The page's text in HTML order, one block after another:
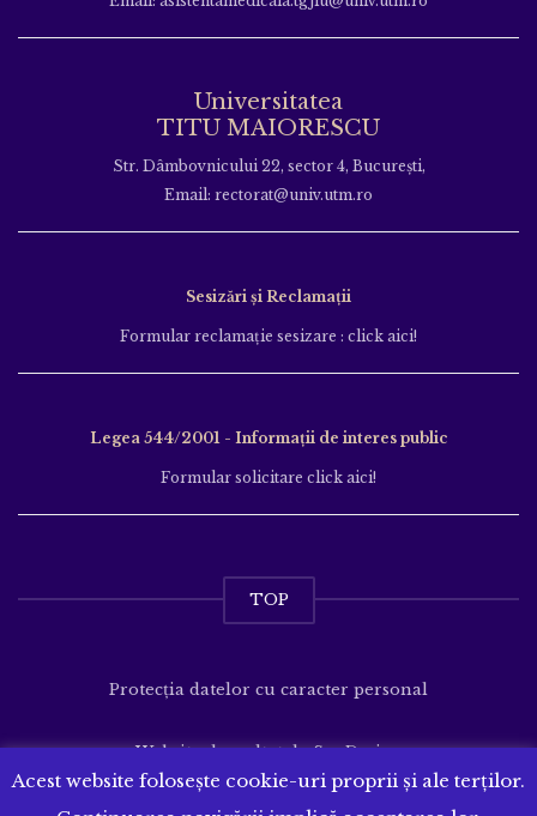
Universitatea
TITU MAIORESCU
Str. Dâmbovnicului 22, sector 4, București,
Email: rectorat@univ.utm.ro
Sesizări și Reclamații
Formular reclamație sesizare : click aici!
Legea 544/2001 - Informații de interes public
Formular solicitare click aici!
TOP
Protecția datelor cu caracter personal
Website dezvoltat deSenDesign
Acest website folosește cookie-uri proprii și ale terților.